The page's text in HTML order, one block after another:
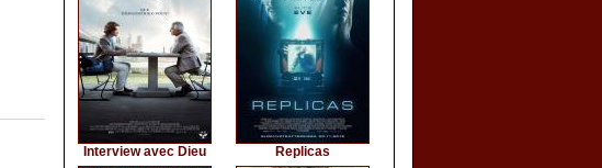
Interview avec Dieu Replicas